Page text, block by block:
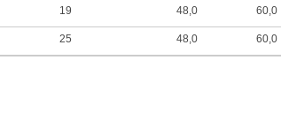
19 48,0 60,0
25 48,0 60,0